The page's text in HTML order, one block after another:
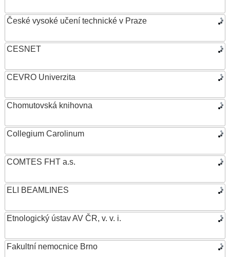
České vysoké učení technické v Praze
CESNET
CEVRO Univerzita
Chomutovská knihovna
Collegium Carolinum
COMTES FHT a.s.
ELI BEAMLINES
Etnologický ústav AV ČR, v. v. i.
Fakultní nemocnice Brno